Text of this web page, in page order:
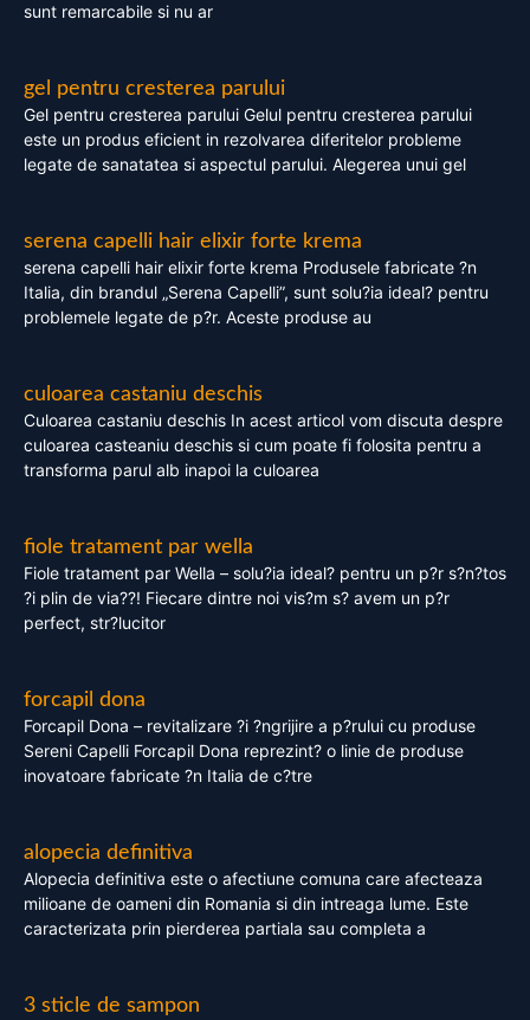
sunt remarcabile si nu ar
gel pentru cresterea parului
Gel pentru cresterea parului Gelul pentru cresterea parului
este un produs eficient in rezolvarea diferitelor probleme
legate de sanatatea si aspectul parului. Alegerea unui gel
serena capelli hair elixir forte krema
serena capelli hair elixir forte krema Produsele fabricate ?n
Italia, din brandul „Serena Capelli”, sunt solu?ia ideal? pentru
problemele legate de p?r. Aceste produse au
culoarea castaniu deschis
Culoarea castaniu deschis In acest articol vom discuta despre
culoarea casteaniu deschis si cum poate fi folosita pentru a
transforma parul alb inapoi la culoarea
fiole tratament par wella
Fiole tratament par Wella – solu?ia ideal? pentru un p?r s?n?tos
?i plin de via??! Fiecare dintre noi vis?m s? avem un p?r
perfect, str?lucitor
forcapil dona
Forcapil Dona – revitalizare ?i ?ngrijire a p?rului cu produse
Sereni Capelli Forcapil Dona reprezint? o linie de produse
inovatoare fabricate ?n Italia de c?tre
alopecia definitiva
Alopecia definitiva este o afectiune comuna care afecteaza
milioane de oameni din Romania si din intreaga lume. Este
caracterizata prin pierderea partiala sau completa a
3 sticle de sampon